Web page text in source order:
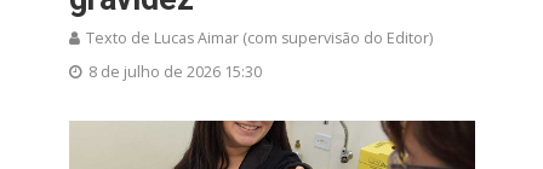
Texto de Lucas Aimar (com supervisão do Editor)
8 de julho de 2026 15:30